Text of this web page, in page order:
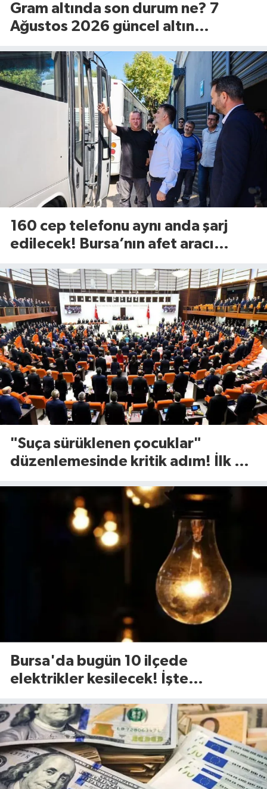
Gram altında son durum ne? 7
Ağustos 2026 güncel altın
160 cep telefonu aynı anda şarj
edilecek! Bursa’nın afet aracı
"Suça sürüklenen çocuklar"
düzenlemesinde kritik adım! İlk 2
Bursa'da bugün 10 ilçede
elektrikler kesilecek! İşte
Cuma)